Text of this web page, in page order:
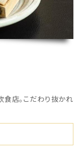
店。こだわり抜かれ